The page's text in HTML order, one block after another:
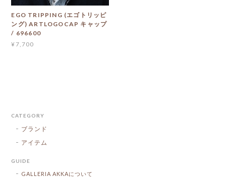
EGO TRIPPING (エゴトリッピ
ング) ARTLOGOCAP キャップ
/ 696600
¥7,700
CATEGORY
ブランド
アイテム
GUIDE
GALLERIA AKKAについて